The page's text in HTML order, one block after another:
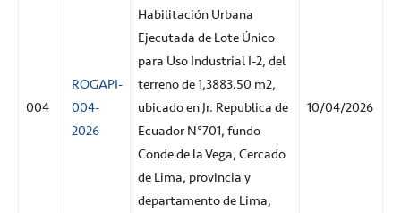
004
ROGAPI-
004-
2026
Habilitación Urbana
Ejecutada de Lote Único
para Uso Industrial I-2, del
terreno de 1,3883.50 m2,
ubicado en Jr. Republica de
Ecuador N°701, fundo
Conde de la Vega, Cercado
de Lima, provincia y
departamento de Lima,
10/04/2026